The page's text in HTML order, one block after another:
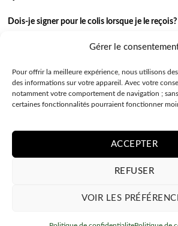
Gérer le
Pour offrir la meilleure expérience, nous utilisons
des informations sur votre appareil. Avec votre
notamment votre comportement de navigation ;
certaines fonctionnalités pourraient fonctionner
ACCEPTER
REFUSER
VOIR LES
Dois-je signer pour le colis lorsque je le reçois?
Je n’ai pas reçu ma commande.
J’ai une autre question.
Contactez-nous